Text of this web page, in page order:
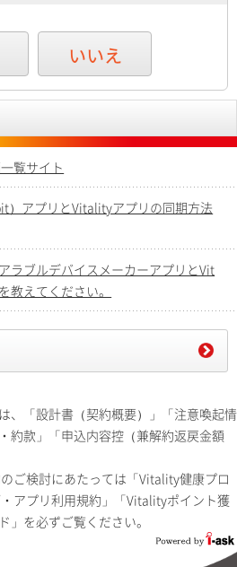
いいえ
覧サイト
）アプリとVitalityアプリの同期方法
ラブルデバイスメーカーアプリとVit
教えてください。
、「設計書（契約概要）」「注意喚起情
約款」「申込内容控（兼解約返戻金額
ご検討にあたっては「Vitality健康プロ
アプリ利用規約」「Vitalityポイント獲
」を必ずご覧ください。